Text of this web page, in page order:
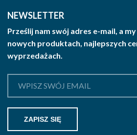
NEWSLETTER
Prześlij nam swój adres e-mail, a
nowych produktach, najlepszych
wyprzedażach.